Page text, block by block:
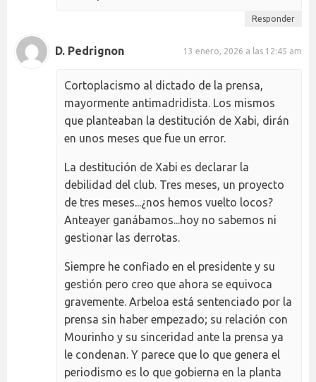
Responder
D. Pedrignon 13 enero, 2026 a las 12:45 am
Cortoplacismo al dictado de la prensa,
mayormente antimadridista. Los mismos
que planteaban la destitución de Xabi, dirán
en unos meses que fue un error.
La destitución de Xabi es declarar la
debilidad del club. Tres meses, un proyecto
de tres meses...¿nos hemos vuelto locos?
Anteayer ganábamos...hoy no sabemos ni
gestionar las derrotas.
Siempre he confiado en el presidente y su
gestión pero creo que ahora se equivoca
gravemente. Arbeloa está sentenciado por la
prensa sin haber empezado; su relación con
Mourinho y su sinceridad ante la prensa ya
le condenan. Y parece que lo que genera el
periodismo es lo que gobierna en la planta